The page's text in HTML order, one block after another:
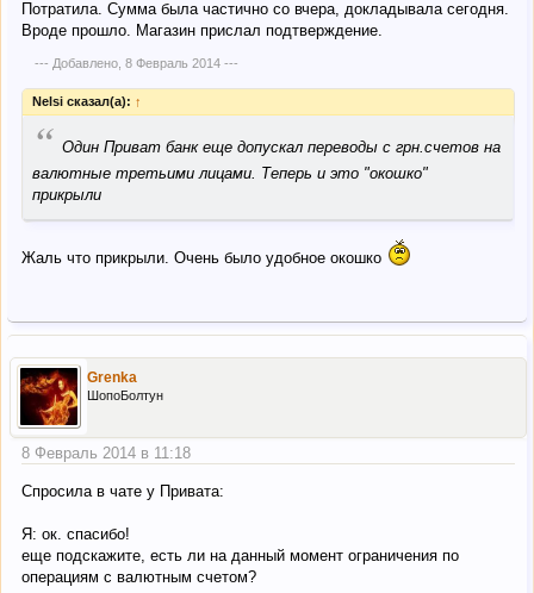
Потратила. Сумма была частично со вчера, докладывала сегодня.
Вроде прошло. Магазин прислал подтверждение.
--- Добавлено, 8 Февраль 2014---
Nelsi сказал(а): ↑
“ Один Приват банк еще допускал переводы с грн.счетов на
валютные третьими лицами. Теперь и это "окошко"
прикрыли
Жаль что прикрыли. Очень было удобное окошко
Grenka
ШопоБолтун
8 Февраль 2014 в 11:18
Спросила в чате у Привата:
Я: ок. спасибо!
еще подскажите, есть ли на данный момент ограничения по
операциям с валютным счетом?